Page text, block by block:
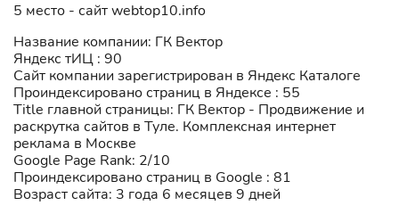
5 место - сайт webtop10.info
Название компании: ГК Вектор
Яндекс тИЦ : 90
Сайт компании зарегистрирован в Яндекс Каталоге
Проиндексировано страниц в Яндексе : 55
Title главной страницы: ГК Вектор - Продвижение и
раскрутка сайтов в Туле. Комплексная интернет
реклама в Москве
Google Page Rank: 2/10
Проиндексировано страниц в Google : 81
Возраст сайта: 3 года 6 месяцев 9 дней